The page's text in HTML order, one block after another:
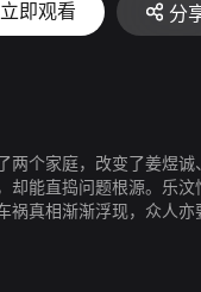
2020-06-08
立即观看 分
两个家庭，改变了姜煜
却能直捣问题根源。乐
祸真相渐渐浮现，众人